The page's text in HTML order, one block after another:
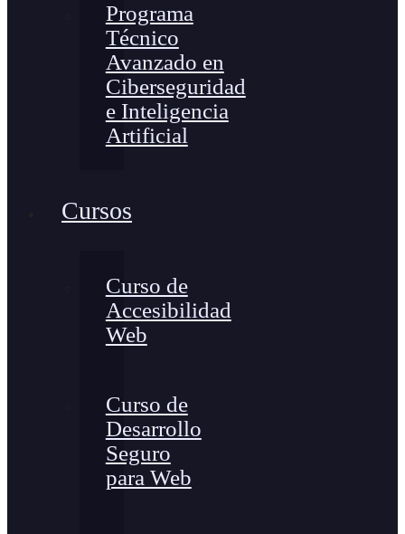
Programa
Técnico
Avanzado en
Ciberseguridad
e Inteligencia
Artificial
Cursos
Curso de
Accesibilidad
Web
Curso de
Desarrollo
Seguro
para Web